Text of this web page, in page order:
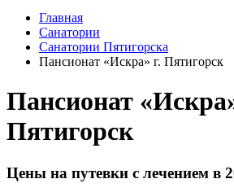
Главная
Санатории
Санатории Пятигорска
Пансионат «Искра» г. Пятигорск
Пансионат
Пятигорск
Цены на путевки с лечением в